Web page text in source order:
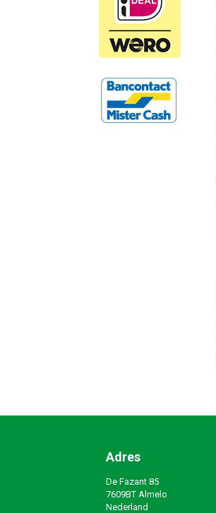
Adres
De Fazant 85
7609BT Almelo
Nederland